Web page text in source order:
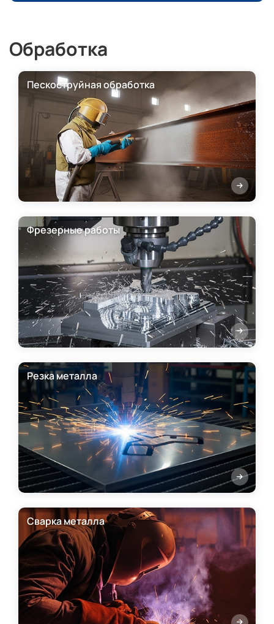
Обработка
Пескоструйная обработка
Фрезерные работы
Резка металла
Сварка металла